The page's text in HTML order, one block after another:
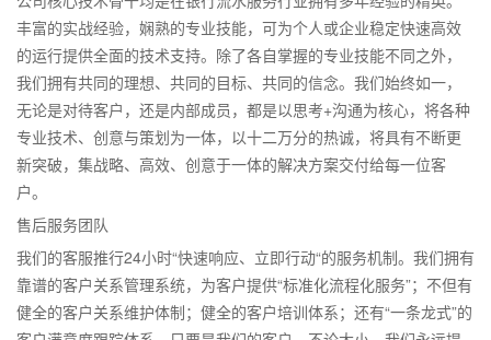
丰富的实战经验，娴熟的专业技能，可为个人或企业稳定快速高效
的运行提供全面的技术支持。除了各自掌握的专业技能不同之外，
我们拥有共同的理想、共同的目标、共同的信念。我们始终如一，
无论是对待客户，还是内部成员，都是以思考+沟通为核心，将各种
专业技术、创意与策划为一体，以十二万分的热诚，将具有不断更
新突破，集战略、高效、创意于一体的解决方案交付给每一位客
户。
售后服务团队
我们的客服推行24小时“快速响应、立即行动“的服务机制。我们拥有
靠谱的客户关系管理系统，为客户提供“标准化流程化服务”；不但有
健全的客户关系维护体制；健全的客户培训体系；还有“一条龙式”的